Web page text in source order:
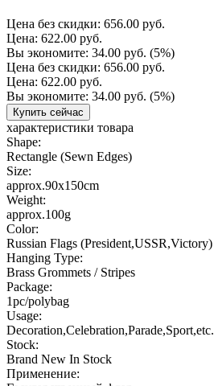
Цена без скидки: 656.00 руб.
Цена: 622.00 руб.
Вы экономите: 34.00 руб. (5%)
Цена без скидки: 656.00 руб.
Цена: 622.00 руб.
Вы экономите: 34.00 руб. (5%)
Купить сейчас
характеристики товара
Shape:
Rectangle (Sewn Edges)
Size:
approx.90x150cm
Weight:
approx.100g
Color:
Russian Flags (President,USSR,Victory)
Hanging Type:
Brass Grommets / Stripes
Package:
1pc/polybag
Usage:
Decoration,Celebration,Parade,Sport,etc.
Stock:
Brand New In Stock
Применение: